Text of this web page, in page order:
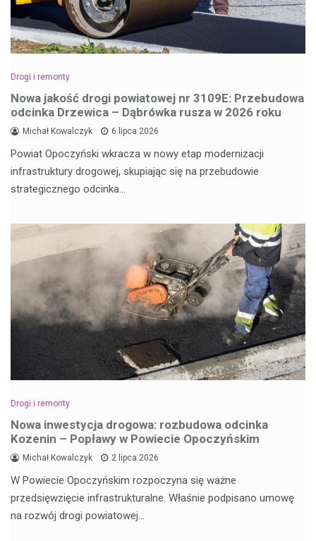
Drogi i remonty
Nowa jakość drogi powiatowej nr 3109E: Przebudowa
odcinka Drzewica – Dąbrówka rusza w 2026 roku
Michał Kowalczyk 6 lipca 2026
Powiat Opoczyński wkracza w nowy etap modernizacji
infrastruktury drogowej, skupiając się na przebudowie
strategicznego odcinka…
Drogi i remonty
Nowa inwestycja drogowa: rozbudowa odcinka
Kozenin – Popławy w Powiecie Opoczyńskim
Michał Kowalczyk 2 lipca 2026
W Powiecie Opoczyńskim rozpoczyna się ważne
przedsięwzięcie infrastrukturalne. Właśnie podpisano umowę
na rozwój drogi powiatowej…